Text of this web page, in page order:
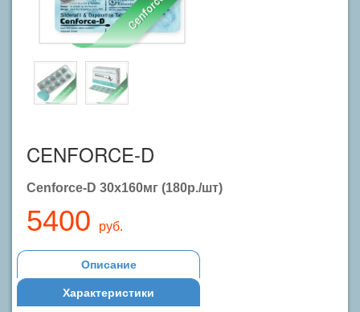
CENFORCE-D
Cenforce-D 30х160мг (180р./шт)
5400 руб.
Описание
Характеристики